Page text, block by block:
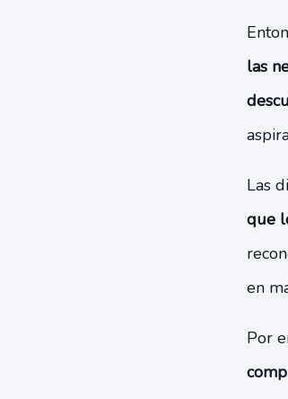
las
Las
que
en
Por